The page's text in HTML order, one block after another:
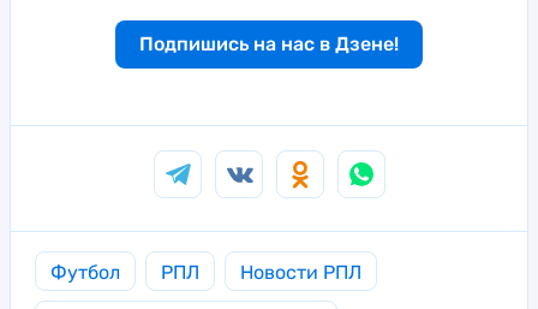
Подпишись на нас в Дзене!
Футбол РПЛ Новости РПЛ